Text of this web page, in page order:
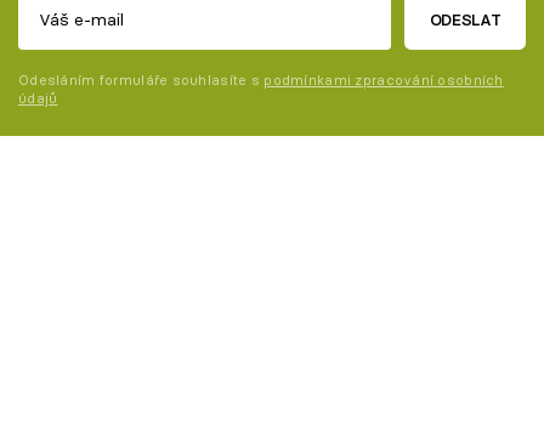
ODESLAT
Odesláním formuláře souhlasíte s podmínkami zpracování osobních
údajů